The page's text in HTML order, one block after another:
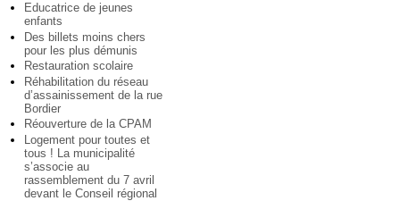
Educatrice de jeunes
enfants
Des billets moins chers
pour les plus démunis
Restauration scolaire
Réhabilitation du réseau
d’assainissement de la rue
Bordier
Réouverture de la CPAM
Logement pour toutes et
tous ! La municipalité
s’associe au
rassemblement du 7 avril
devant le Conseil régional